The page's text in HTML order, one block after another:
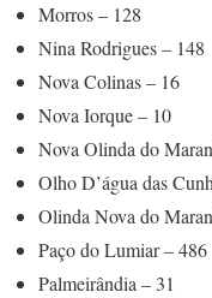
Morros – 128
Nina Rodrigues – 148
Nova Colinas – 16
Nova Iorque – 10
Nova Olinda do
Olho D’água das
Olinda Nova do
Paço do Lumiar – 486
Palmeirândia – 31